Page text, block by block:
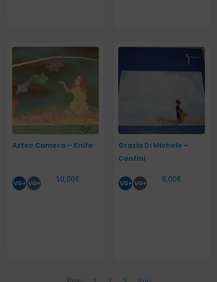
Aztec Camera – Knife
10,00€
Grazia Di Michele –
Confini
8,00€